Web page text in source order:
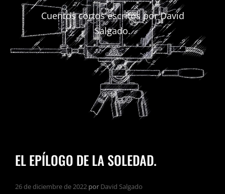
Cuentos cortos escritos por David
Salgado.
EL EPÍLOGO DE LA SOLEDAD.
26 de diciembre de 2022 por David Salgado